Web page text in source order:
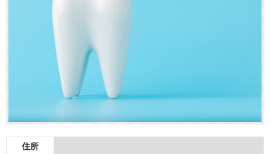
住所